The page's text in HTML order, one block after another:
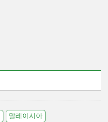
말레이시아